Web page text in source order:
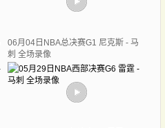
06月04日NBA总决赛G1 尼克斯 - 马
刺 全场录像